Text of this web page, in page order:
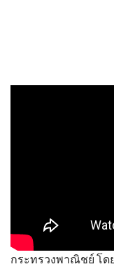
กระทรวงพาณิชย์ โด